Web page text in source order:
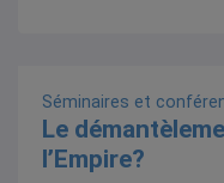
Séminaires et
Le
l’Empire?